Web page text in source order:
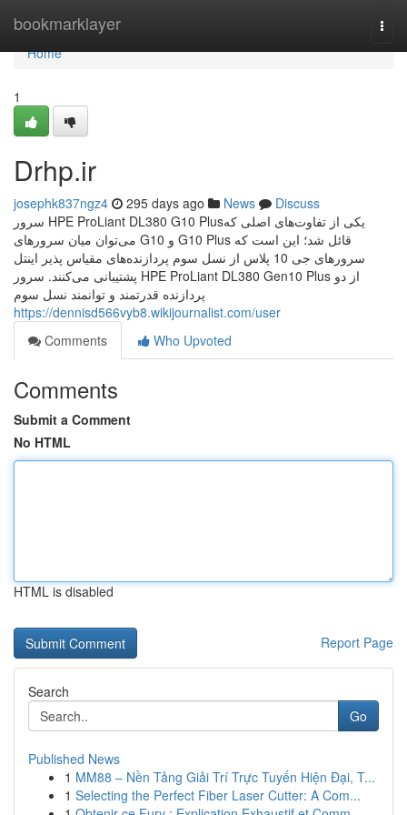
bookmarklayer
Home
Home
1
Drhp.ir
josephk837ngz4 295 days ago News
Discuss
سرور HPE ProLiant DL380 G10 Plusیکی از تفاوت‌های اصلی که
می‌توان میان سرورهای G10 و G10 Plus قائل شد؛ این است که
سرورهای جی 10 پلاس از نسل سوم پردازنده‌های مقیاس پذیر اینتل
پشتیبانی می‌کنند. سرور HPE ProLiant DL380 Gen10 Plus از دو
پردازنده قدرتمند و توانمند نسل سوم
https://dennisd566vyb8.wikijournalist.com/user
Comments
Who Upvoted
Comments
Submit a Comment
No HTML
HTML is disabled
Report Page
Search
Go
Published News
1 MM88 – Nền Tảng Giải Trí Trực Tuyến Hiện Đại, T...
1 Selecting the Perfect Fiber Laser Cutter: A Com...